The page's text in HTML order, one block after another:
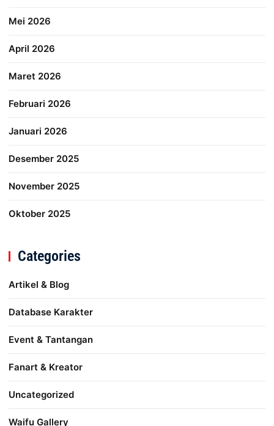
Mei 2026
April 2026
Maret 2026
Februari 2026
Januari 2026
Desember 2025
November 2025
Oktober 2025
Categories
Artikel & Blog
Database Karakter
Event & Tantangan
Fanart & Kreator
Uncategorized
Waifu Gallery